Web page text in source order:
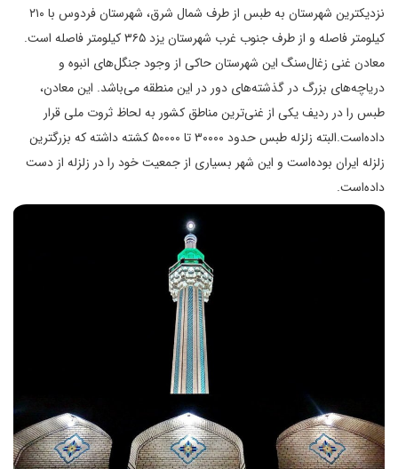
نزدیکترین شهرستان به طبس از طرف شمال شرق، شهرستان فردوس با ۲۱۰
کیلومتر فاصله و از طرف جنوب غرب شهرستان یزد ۳۶۵ کیلومتر فاصله است.
معادن غنی زغال‌سنگ این شهرستان حاکی از وجود جنگل‌های انبوه و
دریاچه‌های بزرگ در گذشته‌های دور در این منطقه می‌باشد. این معادن،
طبس را در ردیف یکی از غنی‌ترین مناطق کشور به لحاظ ثروت ملی قرار
داده‌است.البته زلزله طبس حدود ۳۰۰۰۰ تا ۵۰۰۰۰ کشته داشته که بزرگترین
زلزله ایران بوده‌است و این شهر بسیاری از جمعیت خود را در زلزله از دست
داده‌است.